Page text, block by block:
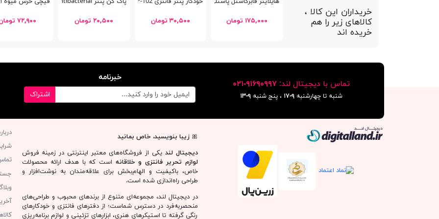
خریداران این کالا ،
کالاهای زیر را هم
خریده اند
۱۷۵,۰۰۰ تومان ۳۰,۵۰۰ تومان ۲۰,۵۰۰ تومان ۷۲,۹۰۰ تومان
تماس با دیجیتال لند: ٩١۶٩٠٩٩٧-٠٢١
شنبه تا چهارشنبه ۹-۱۷ ، پنج شنبه ۹-١٣
خبرنامه
اشتراک
🎀زیبا بنویسید، خاص بمانید
دیجیتال لند یکی از فروشگاه‌های معتبر اینترنتی در زمینه فروش
لوازم تحریر فانتزی و خلاقانه است که با هدف ارائه محصولات
خاص، باکیفیت و الهام‌بخش برای علاقه‌مندان به نوشت‌افزار و
طراحی راه‌اندازی شده است.
در دیجیتال لند، مجموعه‌ای متنوع از برندهای محبوب و طراحی‌های
منحصربه‌فرد در دسترس شماست؛ از دفترهای فانتزی و خودکارهای
رنگی گرفته تا استیکرهای هنری، ابزارهای تزئینی و لوازم برنامه‌ریزی